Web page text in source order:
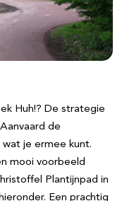
Huh!? De strategie
de
wat je ermee kunt.
mooi voorbeeld
Plantijnpad in
Een prachtig